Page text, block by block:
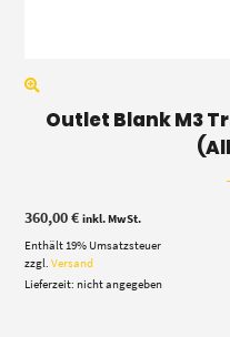
Outlet Blank M3
360,00€ inkl. MwSt.
Enthält 19% Umsatzsteuer
zzgl.Versand
Lieferzeit: nicht angegeben